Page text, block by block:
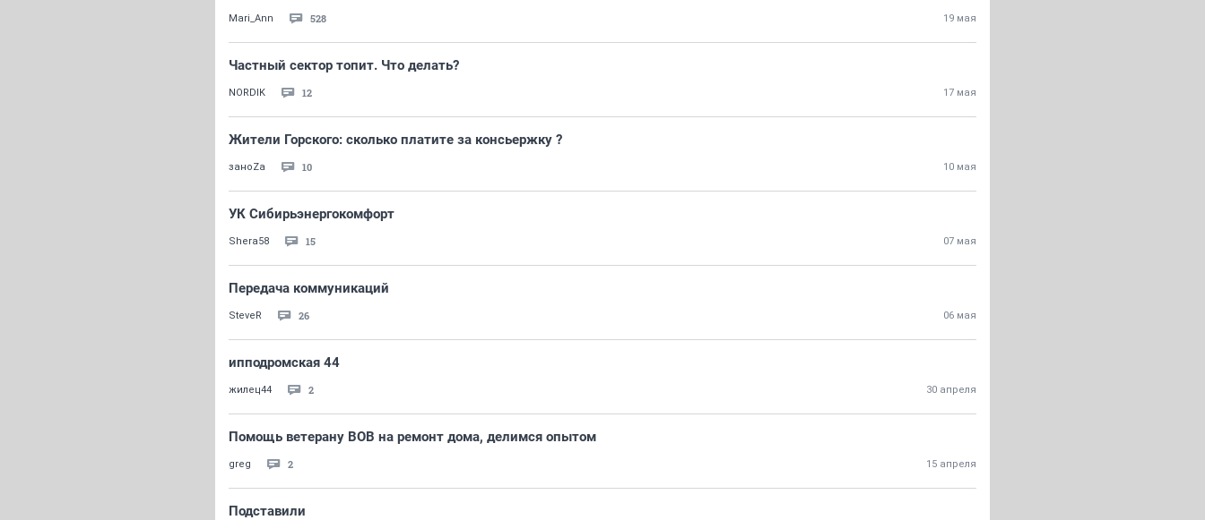
Mari_Ann 528 19 мая
Частный сектор топит. Что делать?
NORDIK 12 17 мая
Жители Горского: сколько платите за консьержку ?
заноZа 10 10 мая
УК Сибирьэнергокомфорт
Shera58 15 07 мая
Передача коммуникаций
SteveR 26 06 мая
ипподромская 44
жилец44 2 30 апреля
Помощь ветерану ВОВ на ремонт дома, делимся опытом
greg 2 15 апреля
Подставили